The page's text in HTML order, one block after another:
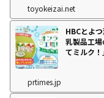
toyokeizai.net
HBCとよ
乳製品工
てミルク
prtimes.jp